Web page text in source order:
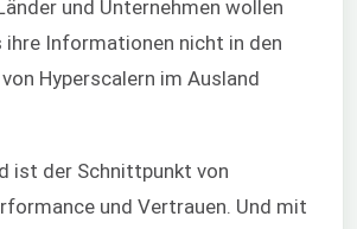
und Unternehmen wollen
ihre Informationen nicht in den
Hyperscalern im Ausland
ist der Schnittpunkt von
und Vertrauen. Und mit